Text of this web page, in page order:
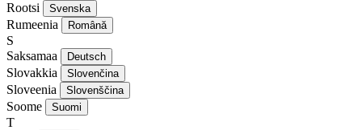
Rootsi
Svenska
Rumeenia Română
S
Saksamaa
Deutsch
Slovakkia Slovenčina
Sloveenia Slovenščina
Soome Suomi
T